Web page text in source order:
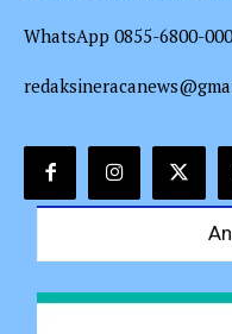
WhatsApp 0855-6800-